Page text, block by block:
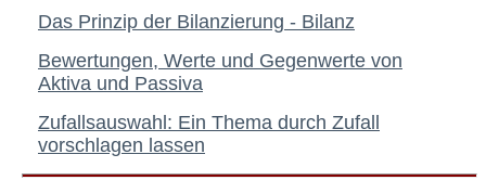
Das Prinzip der Bilanzierung - Bilanz
Bewertungen, Werte und Gegenwerte von
Aktiva und Passiva
Zufallsauswahl: Ein Thema durch Zufall
vorschlagen lassen